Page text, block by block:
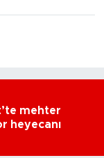
mehter
heyecanı